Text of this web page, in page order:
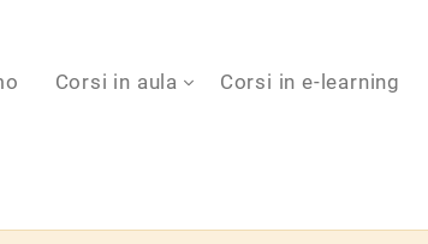
Corsi in aula Corsi in e-learning